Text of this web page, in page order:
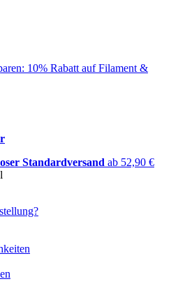
10% Rabatt auf Filament &
Standardversand ab 52,90 €